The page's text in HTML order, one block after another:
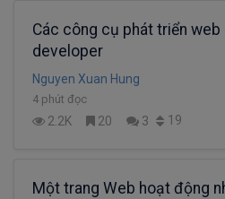
Các công cụ phát triển
developer
Nguyen Xuan Hung
4 phút đọc
2.2K 20 3 19
Một trang Web hoạt động